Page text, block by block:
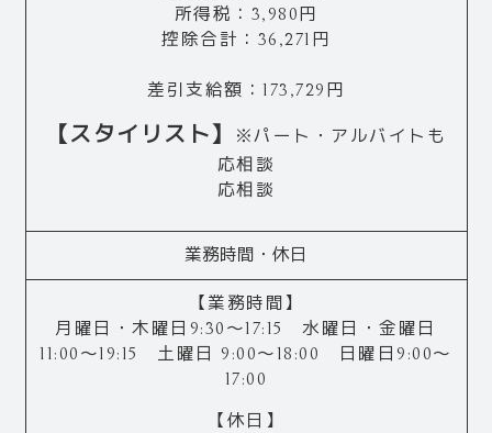
所得税：3,980円
控除合計：36,271円
差引支給額：173,729円
【スタイリスト】
※パート・アルバイトも
応相談
応相談
業務時間・休日
【業務時間】
月曜日・木曜日9:30～17:15 水曜日・金曜日
11:00～19:15 土曜日 9:00～18:00 日曜日9:00～
17:00
【休日】